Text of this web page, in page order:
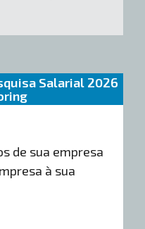
Salarial 2026
de sua empresa
à sua